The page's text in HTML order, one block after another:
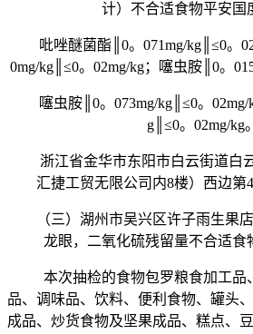
计）不合适食物平安国
吡唑醚菌酯║0。071mg/kg║≤0。
0mg/kg║≤0。02mg/kg；噻虫胺║0。
噻虫胺║0。073mg/kg║≤0。02mg/
g║≤0。02mg/kg。
浙江省金华市东阳市白云街道白
汇捷工贸无限公司内8楼）西边第
（三）湖州市吴兴区许子雨生果店
龙眼，二氧化硫残留量不合适食
本次抽检的食物包罗粮食加工品
品、调味品、饮料、便利食物、罐头
成品、炒货食物及坚果成品、糕点、